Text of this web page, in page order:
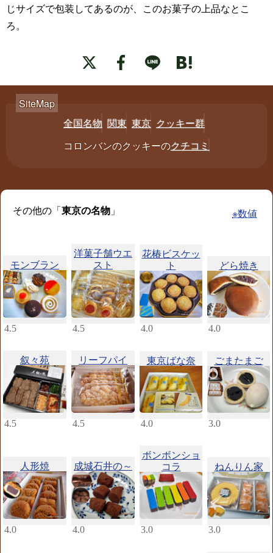
じサイズで包装してあるのが、このお菓子の上品なとこ
ろ。
全国名物 関東 東京 クッキー群
コロンバンのクッキーのクチコミ
その他の「東京の名物 」 ※数値
モンブラン
4.5
洋菓子舗ウエ
スト
4.5
花椿ビスケッ
ト
4.0
どら焼き
4.0
叙々苑
4.5
リーフパイ
4.5
東京ばな奈
4.0
ごまたまご
3.0
人形焼
4.0
成城石井の～
4.0
ボンボンショ
コラ
3.0
ねんりん家
3.0